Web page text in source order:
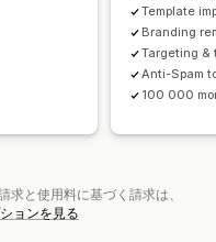
Template
Branding
Targeting &
Anti-Spam
100 000
と使用料に基づく請求は、
ョンを見る